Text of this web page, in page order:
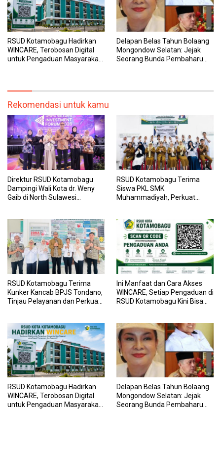
RSUD Kotamobagu Hadirkan
WINCARE, Terobosan Digital
untuk Pengaduan Masyarakat
Delapan Belas Tahun Bolaang
Mongondow Selatan: Jejak
Seorang Bunda Pembaharu
Rekomendasi untuk kamu
Direktur RSUD Kotamobagu
Dampingi Wali Kota dr. Weny
Gaib di North Sulawesi
RSUD Kotamobagu Terima
Siswa PKL SMK
Muhammadiyah, Perkuat
RSUD Kotamobagu Terima
Kunker Kancab BPJS Tondano,
Tinjau Pelayanan dan Perkuat
Ini Manfaat dan Cara Akses
WINCARE, Setiap Pengaduan di
RSUD Kotamobagu Kini Bisa
RSUD Kotamobagu Hadirkan
WINCARE, Terobosan Digital
untuk Pengaduan Masyarakat
Delapan Belas Tahun Bolaang
Mongondow Selatan: Jejak
Seorang Bunda Pembaharu